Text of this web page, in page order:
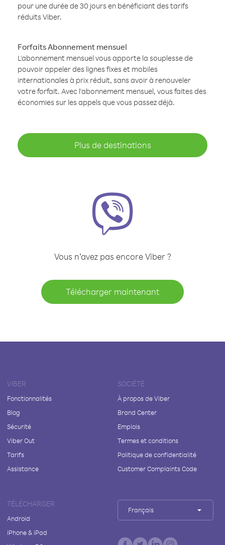
pour une durée de 30 jours en bénéficiant des tarifs
réduits Viber.
Forfaits Abonnement mensuel
L'abonnement mensuel vous apporte la souplesse de
pouvoir appeler des lignes fixes et mobiles
internationales à prix réduit, sans avoir à renouveler
votre forfait. Avec l'abonnement mensuel, vous faites des
économies sur les appels que vous passez déjà.
Plus de destinations
Vous n’avez pas encore Viber ?
Télécharger maintenant
VIBER
Fonctionnalités
Blog
Sécurité
Viber Out
Tarifs
Assistance
SOCIÉTÉ
À propos de Viber
Brand Center
Emplois
Termes et conditions
Politique de confidentialité
Customer Complaints Code
TÉLÉCHARGER
Android
iPhone & iPad
Français